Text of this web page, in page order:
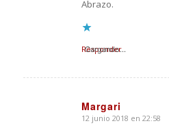
Abrazo.
Cargando...
Responder
Margari
Dice:
12 junio 2018 en 22:58